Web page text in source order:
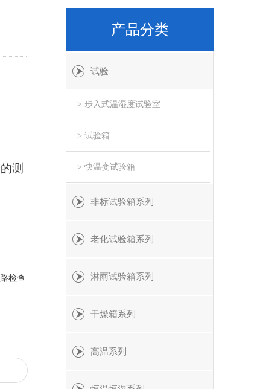
测
检查
产品分类
试验
> 步入式温湿度试验室
> 试验箱
> 快温变试验箱
非标试验箱系列
老化试验箱系列
淋雨试验箱系列
干燥箱系列
高温系列